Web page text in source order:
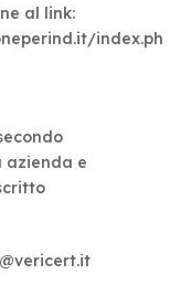
al link:
index.ph
azienda e